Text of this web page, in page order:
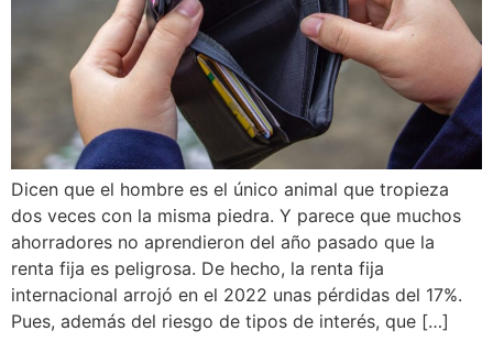
Dicen que el hombre es el único animal que tropieza
dos veces con la misma piedra. Y parece que muchos
ahorradores no aprendieron del año pasado que la
renta fija es peligrosa. De hecho, la renta fija
internacional arrojó en el 2022 unas pérdidas del 17%.
Pues, además del riesgo de tipos de interés, que […]